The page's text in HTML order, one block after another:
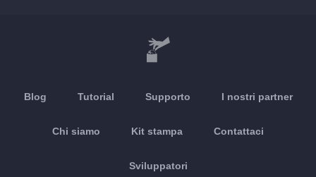
Blog Tutorial Supporto I nostri partner
Chi siamo Kit stampa Contattaci
Sviluppatori